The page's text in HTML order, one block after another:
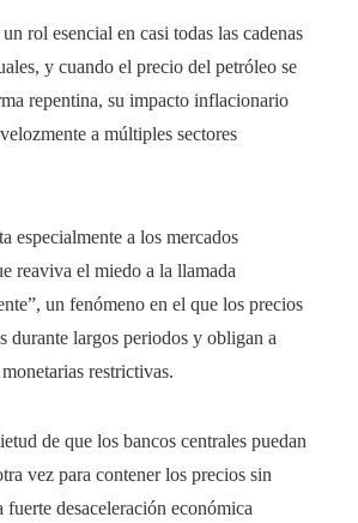
rol esencial en casi todas las cadenas
y cuando el precio del petróleo se
repentina, su impacto inflacionario
a múltiples sectores
especialmente a los mercados
reaviva el miedo a la llamada
un fenómeno en el que los precios
durante largos periodos y obligan a
restrictivas.
de que los bancos centrales puedan
vez para contener los precios sin
fuerte desaceleración económica